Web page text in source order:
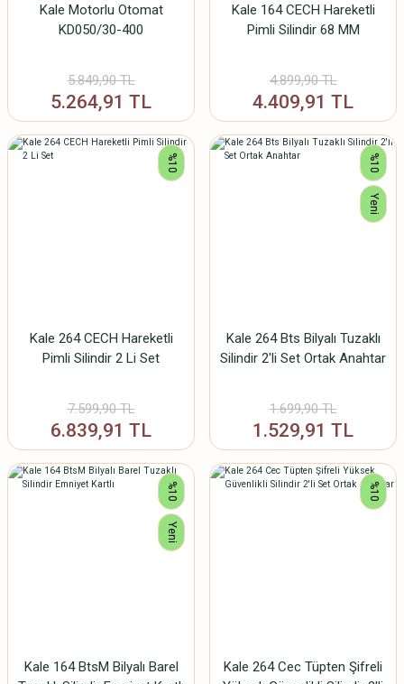
Kale Motorlu Otomat
KD050/30-400
5.849,90 TL
5.264,91 TL
Kale 164 CECH Hareketli
Pimli Silindir 68 MM
4.899,90 TL
4.409,91 TL
%10
Kale 264 CECH Hareketli
Pimli Silindir 2 Li Set
7.599,90 TL
6.839,91 TL
%10
Yeni
Kale 264 Bts Bilyalı Tuzaklı
Silindir 2'li Set Ortak Anahtar
1.699,90 TL
1.529,91 TL
%10
Yeni
Kale 164 BtsM Bilyalı Barel
%10
Kale 264 Cec Tüpten Şifreli